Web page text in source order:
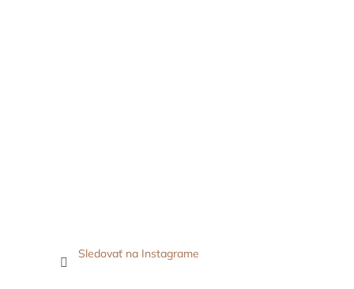
Sledovať na Instagrame